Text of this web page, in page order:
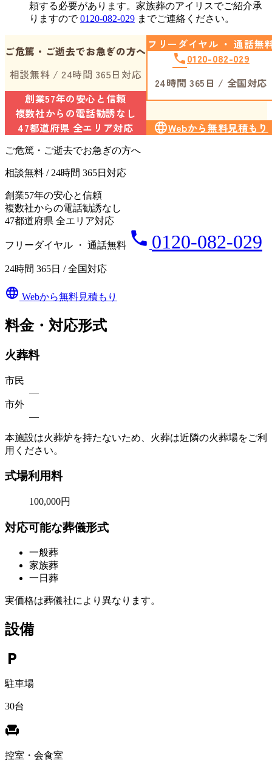
頼する必要があります。家族葬のアイリスでご紹介承
りますので0120-082-029 までご連絡ください。
ご危篤・ご逝去でお急ぎの方へ
相談無料 / 24時間 365日対応
創業57年の安心と信頼
複数社からの電話勧誘なし
47都道府県 全エリア対応
フリーダイヤル ・ 通話無
phone0120-082-029
24時間 365日 / 全国対応
languageWebから無料見積もり
ご危篤・ご逝去でお急ぎの方へ
相談無料 / 24時間 365日対応
創業57年の安心と信頼
複数社からの電話勧誘なし
47都道府県 全エリア対応
フリーダイヤル ・ 通話無料 phone 0120-082-029
24時間 365日 / 全国対応
language Webから無料見積もり
料金・対応形式
火葬料
市民
—
市外
—
本施設は火葬炉を持たないため、火葬は近隣の火葬場をご利
用ください。
式場利用料
100,000円
対応可能な葬儀形式
一般葬
家族葬
一日葬
実価格は葬儀社により異なります。
設備
local_parking
駐車場
30台
chair
控室・会食室